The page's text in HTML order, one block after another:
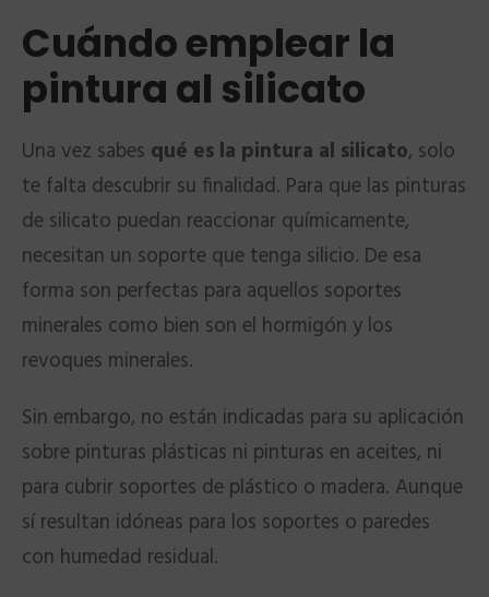
Cuándo emplear la
pintura al silicato
Una vez sabes qué es la pintura al silicato, solo
te falta descubrir su finalidad. Para que las pinturas
de silicato puedan reaccionar químicamente,
necesitan un soporte que tenga silicio. De esa
forma son perfectas para aquellos soportes
minerales como bien son el hormigón y los
revoques minerales.
Sin embargo, no están indicadas para su aplicación
sobre pinturas plásticas ni pinturas en aceites, ni
para cubrir soportes de plástico o madera. Aunque
sí resultan idóneas para los soportes o paredes
con humedad residual.